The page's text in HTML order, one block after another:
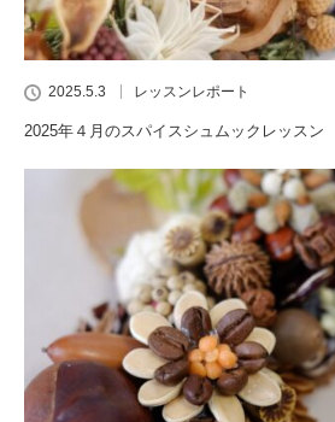
2025.5.3 レッスンレポート
2025年４月のスパイスシュムックレッスン